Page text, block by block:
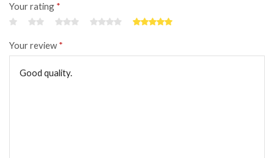
Your rating *
Your review *